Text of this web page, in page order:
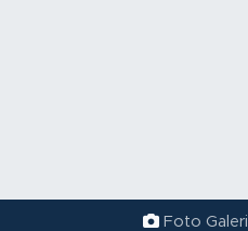
Foto Galeri